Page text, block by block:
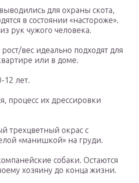
для охраны скота,
в состоянии «настороже».
рук чужого человека.
вес идеально подходят для
или в доме.
12 лет.
процесс их дрессировки
трехцветный окрас с
«манишкой» на груди.
собаки. Остаются
хозяину до конца жизни.